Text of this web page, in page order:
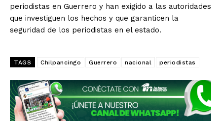
periodistas en Guerrero y han exigido a las autoridades
que investiguen los hechos y que garanticen la
seguridad de los periodistas en el estado.
TAGS Chilpancingo Guerrero nacional periodistas